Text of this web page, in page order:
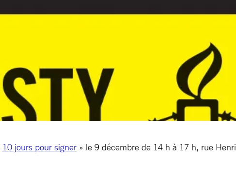
10 jours pour signer » le 9 décembre de 14 h à 17 h, rue Henri